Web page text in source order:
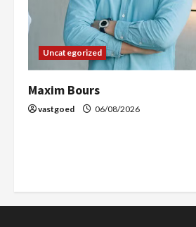
Uncategorized
Maxim Bours
vastgoed 06/08/2026